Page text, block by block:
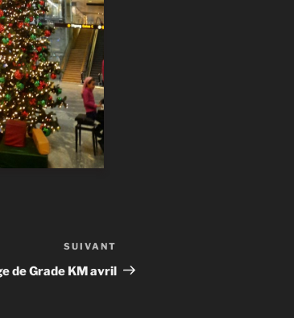
suivant
SUIVANT
de Grade KM avril